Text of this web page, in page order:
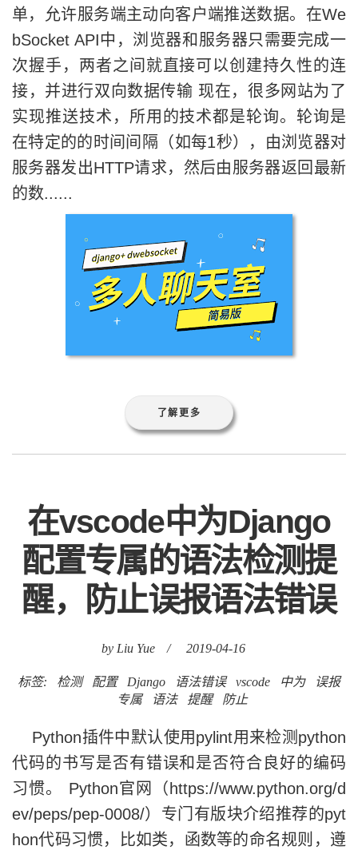
单，允许服务端主动向客户端推送数据。在We
bSocket API中，浏览器和服务器只需要完成一
次握手，两者之间就直接可以创建持久性的连
接，并进行双向数据传输 现在，很多网站为了
实现推送技术，所用的技术都是轮询。轮询是
在特定的的时间间隔（如每1秒），由浏览器对
服务器发出HTTP请求，然后由服务器返回最新
的数......
了解更多
在vscode中为Django
配置专属的语法检测提
醒，防止误报语法错误
by Liu Yue / 2019-04-16
标签: 检测 配置 Django 语法错误 vscode 中为
误报
专属
语法 提醒 防止
Python插件中默认使用pylint用来检测python
代码的书写是否有错误和是否符合良好的编码
习惯。 Python官网（https://www.python.org/d
ev/peps/pep-0008/）专门有版块介绍推荐的pyt
hon代码习惯，比如类，函数等的命名规则，遵